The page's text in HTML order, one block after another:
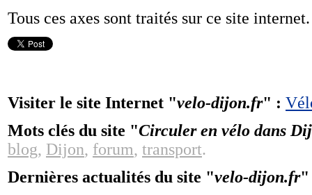
Tous ces axes sont traités sur ce site internet.
Visiter le site Internet "velo-dijon.fr" :
Mots clés du site "Circuler en vélo dans
blog, Dijon, forum, transport.
Dernières actualités du site "velo-dijon.fr"